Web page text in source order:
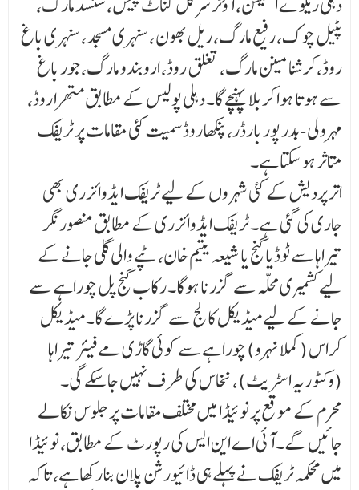
پٹیل چوک، رفیع مارگ، ریل بھون ، سنہری مسجد، سنہری باغ
روڈ،کرشنا مینن مارگ، تغلق روڈ، اروبندو مارگ، جور باغ
سے ہوتا ہوا کربلا پہنچے گا۔ دہلی پولیس کے مطابق متھرا روڈ،
مہرولی-بدر پور بارڈر، پنکھا روڈ سمیت کئی مقامات پر ٹریفک
متاثر ہو سکتا ہے۔
اتر پردیش کے کئی شہروں کے لیے ٹریفک ایڈوائزری بھی
جاری کی گئی ہے۔ ٹریفک ایڈوائزری کے مطابق منصور نگر
تیراہا سے ٹوڈیا گنج یا شیعہ یتیم خان، ٹپے والی گلی جانے کے
لیے کشمیری محلہ سے گزرنا ہوگا۔ رکاب گنج پل چوراہے سے
جانے کے لیے میڈیکل کالج سے گزرنا پڑے گا۔ میڈیکل
کراس (کملا نہرو) چوراہے سے کوئی گاڑی مے فیئر تیراہا
(وکٹوریہ اسٹریٹ)، نخاس کی طرف نہیں جا سکے گی۔
محرم کے موقع پر نوئیڈا میں مختلف مقامات پر جلوس نکالے
جائیں گے۔ آئی اے این ایس کی رپورٹ کے مطابق، نوئیڈا
میں محکمہ ٹریفک نے پہلے ہی ڈائیورشن پلان بنا رکھا ہے، تاکہ